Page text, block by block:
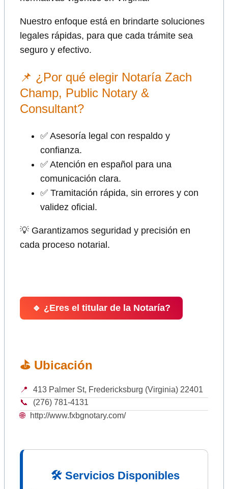
Nuestro enfoque está en brindarte soluciones
legales rápidas, para que cada trámite sea
seguro y efectivo.
📌 ¿Por qué elegir Notaría Zach
Champ, Public Notary &
Consultant?
✅ Asesoría legal con respaldo y
confianza.
✅ Atención en español para una
comunicación clara.
✅ Tramitación rápida, sin errores y con
validez oficial.
💡 Garantizamos seguridad y precisión en
cada proceso notarial.
🔹 ¿Eres el titular de la Notaría?
⛳ Ubicación
📍
413 Palmer St, Fredericksburg (Virginia) 22401
📞
(276) 781-4131
🌐
http://www.fxbgnotary.com/
🛠 Servicios Disponibles